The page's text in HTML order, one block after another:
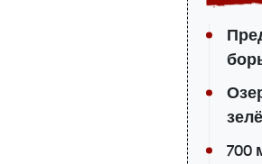
700